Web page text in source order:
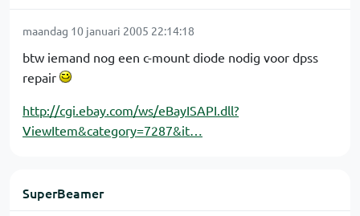
maandag 10 januari 2005 22:14:18
btw iemand nog een c-mount diode nodig voor dpss
repair
http://cgi.ebay.com/ws/eBayISAPI.dll?
ViewItem&category=7287&it…
SuperBeamer